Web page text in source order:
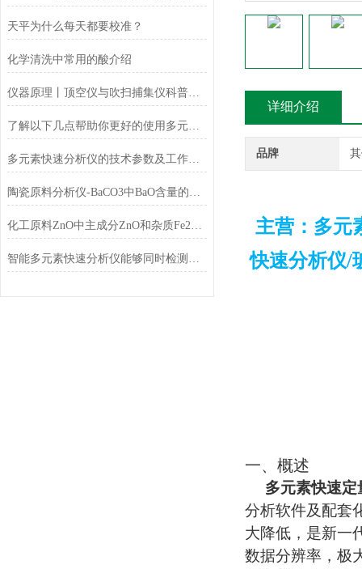
天平为什么每天都要校准？
化学清洗中常用的酸介绍
仪器原理丨顶空仪与吹扫捕集仪科普小知识
了解以下几点帮助你更好的使用多元素快速分析仪
多元素快速分析仪的技术参数及工作条件
陶瓷原料分析仪-BaCO3中BaO含量的测定
化工原料ZnO中主成分ZnO和杂质Fe2O3的测定
智能多元素快速分析仪能够同时检测和分析多少种元素？
详细介绍
品牌
主营：多元
快速分析仪/
一、概述
多元素快速定
分析软件及配套
大降低，是新一
数据分辨率，极